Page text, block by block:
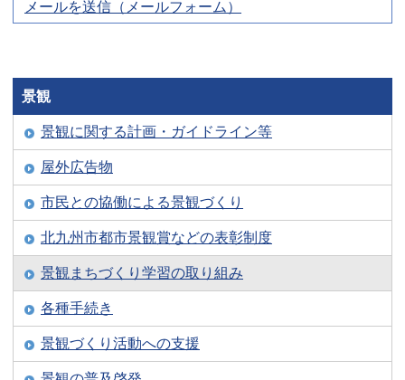
メールを送信（メールフォーム）
景観
景観に関する計画・ガイドライン等
屋外広告物
市民との協働による景観づくり
北九州市都市景観賞などの表彰制度
景観まちづくり学習の取り組み
各種手続き
景観づくり活動への支援